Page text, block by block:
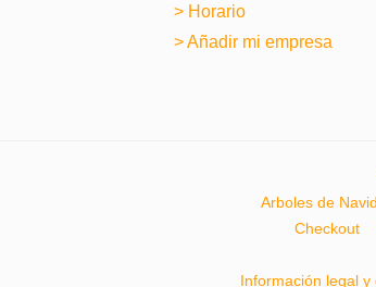
> Horario
> Añadir mi empresa
Arboles de
Checkout
Información legal